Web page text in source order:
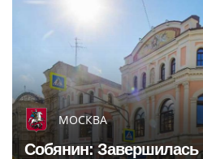
МОСКВА
Собянин: Завершилась